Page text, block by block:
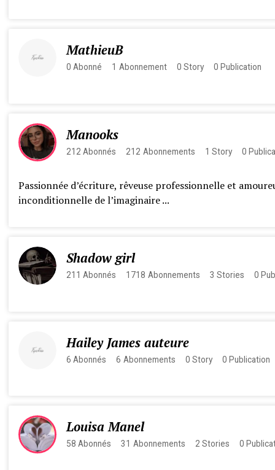
MathieuB
0 Abonné 1 Abonnement 0 Story 0 Publication
Manooks
212 Abonnés 212 Abonnements 1 Story 0
Passionnée d’écriture, rêveuse professionnelle et
inconditionnelle de l’imaginaire ...
Shadow girl
211 Abonnés 1718 Abonnements 3 Stories 0
Hailey James auteure
6 Abonnés 6 Abonnements 0 Story 0 Publication
Louisa Manel
58 Abonnés 31 Abonnements 2 Stories 0